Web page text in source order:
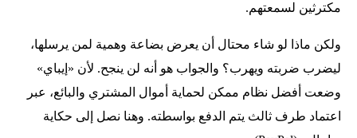
مكترثين لسمعتهم.
ولكن ماذا لو شاء محتال أن يعرض بضاعة وهمية لمن يرسلها،
ليضرب ضربته ويهرب؟ والجواب هو أنه لن ينجح. لأن «إيباي»
وضعت أفضل نظام ممكن لحماية أموال المشتري والبائع، عبر
اعتماد طرف ثالث يتم الدفع بواسطته. وهنا نصل إلى حكاية